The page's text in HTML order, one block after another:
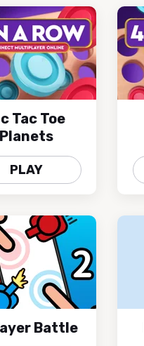
Tac Toe
Planets
PLAY
Battle